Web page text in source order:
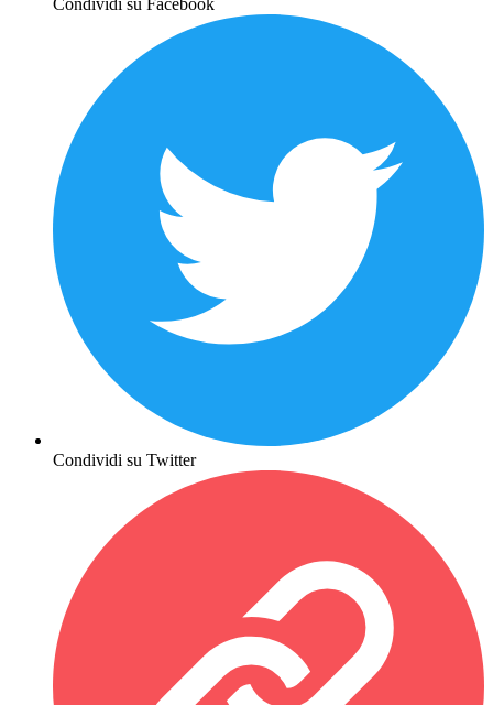
Condividi su Twitter